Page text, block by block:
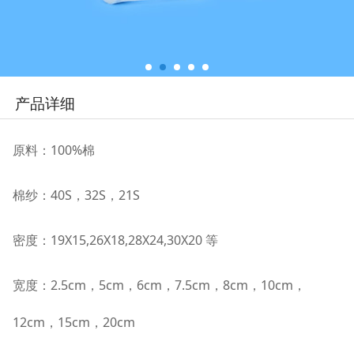
产品详细
原料：100%棉
棉纱：40S ， 32S ， 21S
密度：19X15,26X18,28X24,30X20 等
宽度：2.5cm，5cm ， 6cm ， 7.5cm ， 8cm ， 10cm ，
12cm ， 15cm ， 20cm